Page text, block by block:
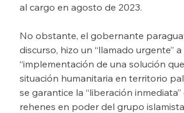
al cargo en agosto de 2023.
No obstante, el gobernante
discurso, hizo un “llamado urgente” a
“implementación de una solución
situación humanitaria en territorio
se garantice la “liberación inmediata”
rehenes en poder del grupo